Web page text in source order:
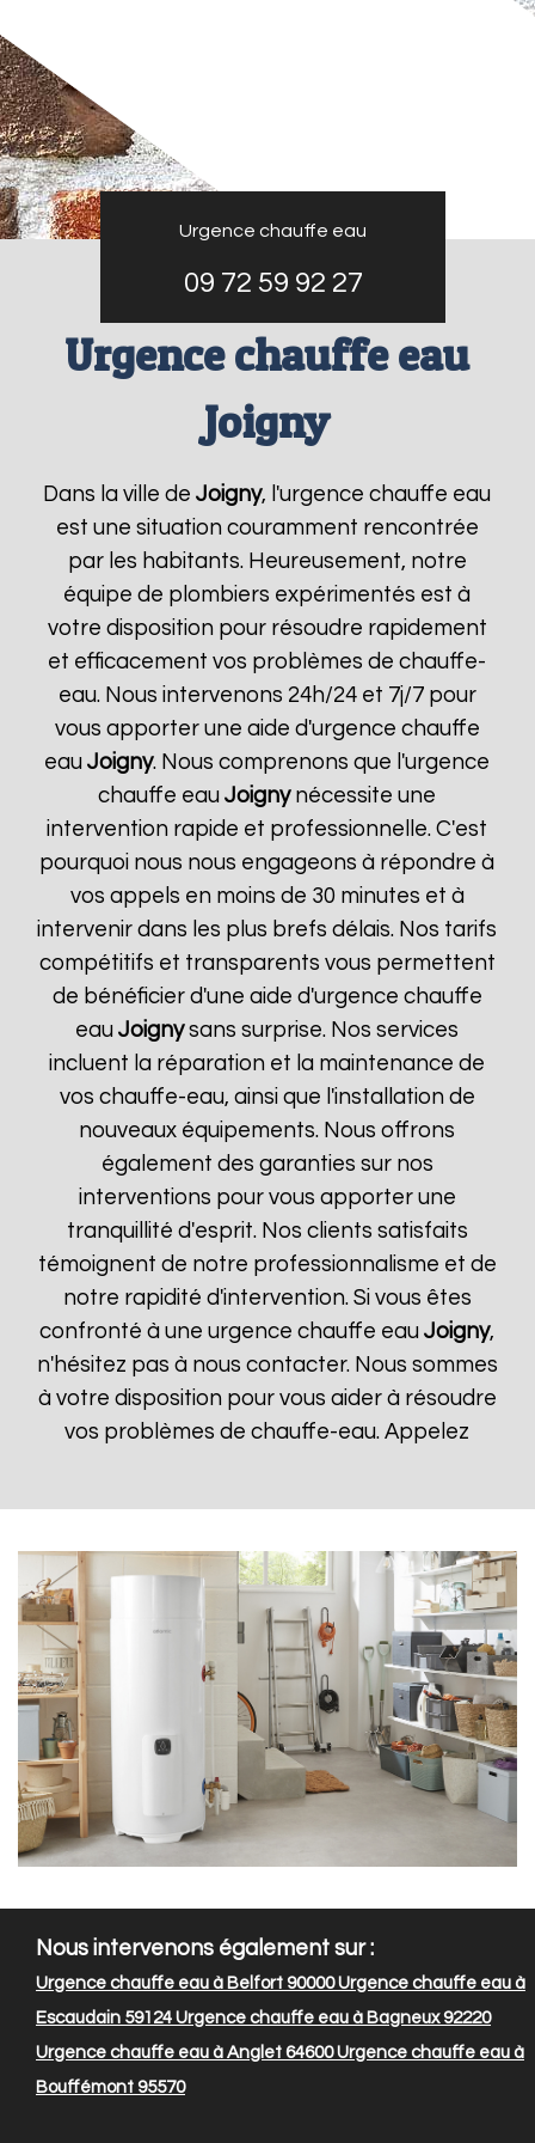
Urgence chauffe eau
09 72 59 92 27
Urgence chauffe eau
Joigny
Dans la ville deJoigny, l'urgence chauffe eau
est une situation couramment rencontrée
par les habitants. Heureusement, notre
équipe de plombiers expérimentés est à
votre disposition pour résoudre rapidement
et efficacement vos problèmes de chauffe-
eau. Nous intervenons 24h/24 et 7j/7 pour
vous apporter une aide d'urgence chauffe
eauJoigny. Nous comprenons que l'urgence
chauffe eauJoignynécessite une
intervention rapide et professionnelle. C'est
pourquoi nous nous engageons à répondre à
vos appels en moins de 30 minutes et à
intervenir dans les plus brefs délais. Nos tarifs
compétitifs et transparents vous permettent
de bénéficier d'une aide d'urgence chauffe
eauJoignysans surprise. Nos services
incluent la réparation et la maintenance de
vos chauffe-eau, ainsi que l'installation de
nouveaux équipements. Nous offrons
également des garanties sur nos
interventions pour vous apporter une
tranquillité d'esprit. Nos clients satisfaits
témoignent de notre professionnalisme et de
notre rapidité d'intervention. Si vous êtes
confronté à une urgence chauffe eauJoigny,
n'hésitez pas à nous contacter. Nous sommes
à votre disposition pour vous aider à résoudre
vos problèmes de chauffe-eau. Appelez
Nous intervenons également sur :
Urgence chauffe eau à Belfort 90000Urgence chauffe eau à
Escaudain 59124 Urgence chauffe eau à Bagneux 92220
Urgence chauffe eau à Anglet 64600Urgence chauffe eau à
Bouffémont 95570